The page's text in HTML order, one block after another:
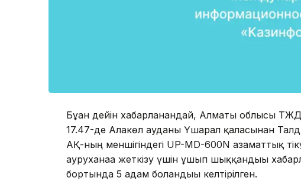
Бұған дейін хабарланғандай, Алматы облысы ТЖД
17.47-де Алакөл ауданы Үшарал қаласынан
АҚ-ның меншігіндегі UP-MD-600N азаматтық
ауруханаға жеткізу үшін ұшып шыққандығы
бортында 5 адам болғандығы келтірілген.